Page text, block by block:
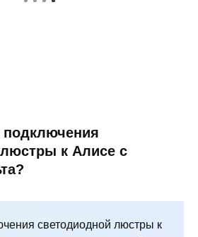
к Алисе с
светодиодной люстры к